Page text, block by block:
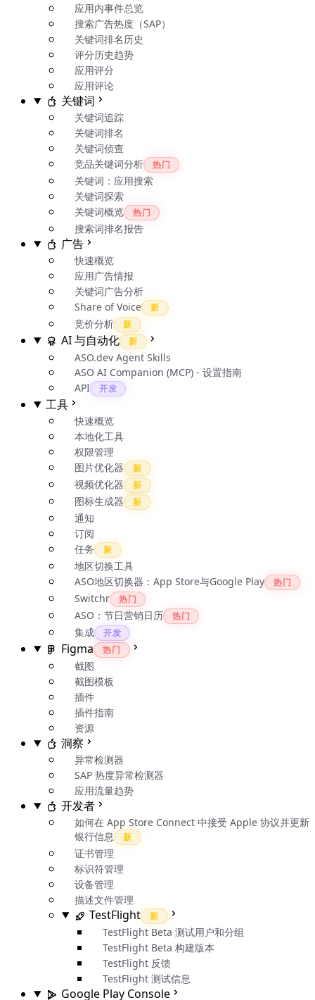
应用内事件总览
搜索广告热度（SAP）
关键词排名历史
评分历史趋势
应用评分
应用评论
关键词
关键词追踪
关键词排名
关键词侦查
竞品关键词分析
热门
关键词：应用搜索
关键词探索
关键词概览
热门
搜索词排名报告
广告
快速概览
应用广告情报
关键词广告分析
Share of Voice
新
竞价分析 新
AI 与自动化 新
ASO.dev Agent Skills
ASO AI Companion (MCP) - 设置指南
API
开发
工具
快速概览
本地化工具
权限管理
图片优化器
新
视频优化器 新
图标生成器 新
通知
订阅
任务
新
地区切换工具
ASO地区切换器：App Store与Google Play
热门
Switchr 热门
ASO：节日营销日历 热门
集成 开发
Figma 热门
截图
截图模板
插件
插件指南
资源
洞察
异常检测器
SAP 热度异常检测器
应用流量趋势
开发者
如何在 App Store Connect 中接受 Apple 协议并更新
银行信息
新
证书管理
标识符管理
设备管理
描述文件管理
TestFlight 新
TestFlight Beta 测试用户和分组
TestFlight Beta 构建版本
TestFlight 反馈
TestFlight 测试信息
Google Play Console